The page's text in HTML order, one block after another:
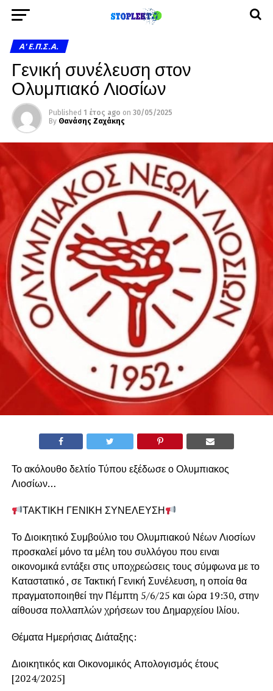
A' Ε.Π.Σ.Α.
Γενική συνέλευση στον
Ολυμπιακό Λιοσίων
Published 1 έτος ago on 30/05/2025
By Θανάσης Ζαχάκης
Το ακόλουθο δελτίο Τύπου εξέδωσε ο Ολυμπιακος
Λιοσίων…
ΤΑΚΤΙΚΗ ΓΕΝΙΚΗ ΣΥΝΕΛΕΥΣΗ
Το Διοικητικό Συμβούλιο του Ολυμπιακού Νέων Λιοσίων
προσκαλεί μόνο τα μέλη του συλλόγου που ειναι
οικονομικά εντάξει στις υποχρεώσεις τους σύμφωνα με το
Καταστατικό , σε Τακτική Γενική Συνέλευση, η οποία θα
πραγματοποιηθεί την Πέμπτη 5/6/25 και ώρα 19:30, στην
αίθουσα πολλαπλών χρήσεων του Δημαρχείου Ιλίου.
Θέματα Ημερήσιας Διάταξης:
Διοικητικός και Οικονομικός Απολογισμός έτους
[2024/2025]